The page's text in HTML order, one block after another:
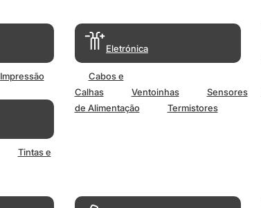
Impressão
Tintas e
Eletrónica
Cabos e
Calhas
Ventoinhas Sensores
de Alimentação
Termistores